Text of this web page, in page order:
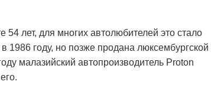
54 лет, для многих автолюбителей это стало
1986 году, но позже продана люксембургской
малазийский автопроизводитель Proton